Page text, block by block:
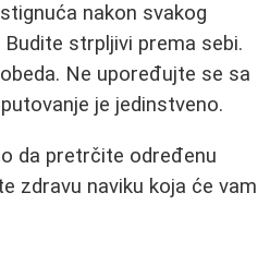
nakon svakog
strpljivi prema sebi.
Ne upoređujte se sa
je jedinstveno.
da pretrčite određenu
zdravu naviku koja će vam